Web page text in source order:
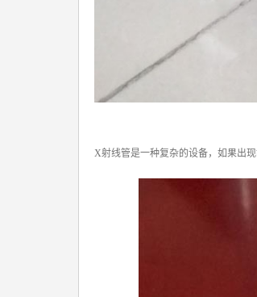
X射线管是一种复杂的设备，如果出